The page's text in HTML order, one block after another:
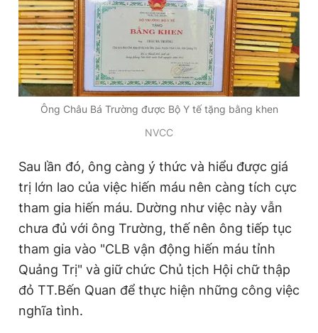
Giấy phép xuất bản số 110/GP - BTTTT cấp ngày 24.3.2020
© 2003-2026 Bản quyền thuộc về Báo Thanh Niên. Cấm sao
chép dưới mọi hình thức nếu không có sự chấp thuận bằng văn
bản. Phát triển bởi ePi Technologies, JSC.
Ông Châu Bá Trường được Bộ Y tế tặng bằng khen
NVCC
Sau lần đó, ông càng ý thức và hiểu được giá
trị lớn lao của việc hiến máu nên càng tích cực
tham gia hiến máu. Dường như việc này vẫn
chưa đủ với ông Trường, thế nên ông tiếp tục
tham gia vào "CLB vận động hiến máu tỉnh
Quảng Trị" và giữ chức Chủ tịch Hội chữ thập
đỏ TT.Bến Quan để thực hiện những công việc
nghĩa tình.